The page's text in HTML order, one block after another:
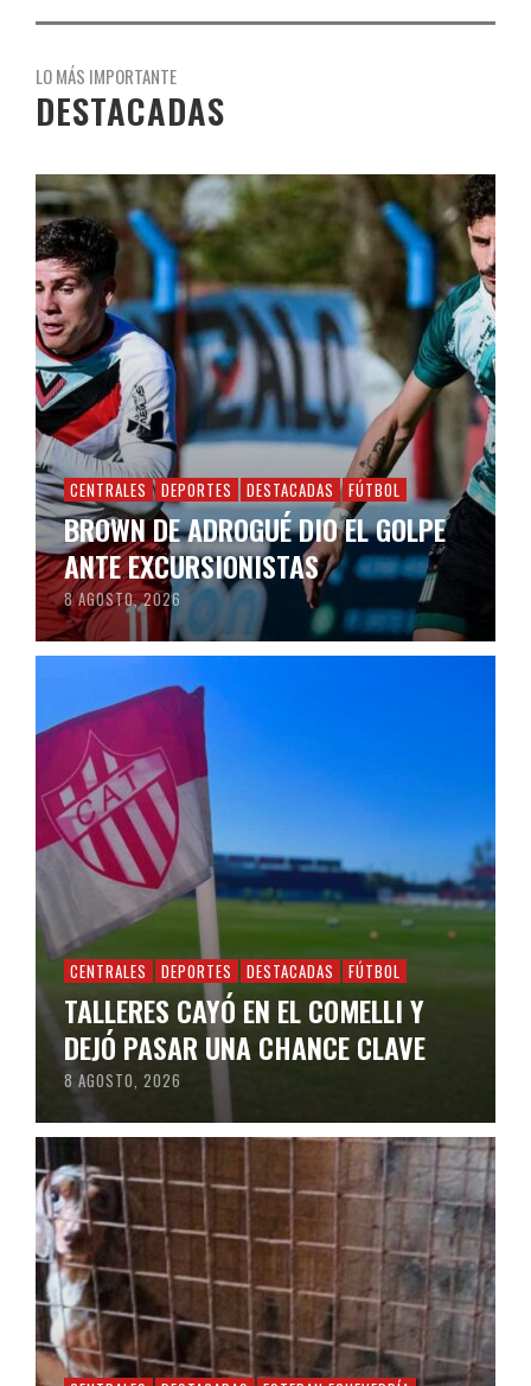
LO MÁS IMPORTANTE
DESTACADAS
CENTRALES DEPORTES DESTACADAS FÚTBOL
BROWN DE ADROGUÉ DIO EL GOLPE
ANTE EXCURSIONISTAS
8 AGOSTO, 2026
CENTRALES DEPORTES DESTACADAS FÚTBOL
TALLERES CAYÓ EN EL COMELLI Y
DEJÓ PASAR UNA CHANCE CLAVE
8 AGOSTO, 2026